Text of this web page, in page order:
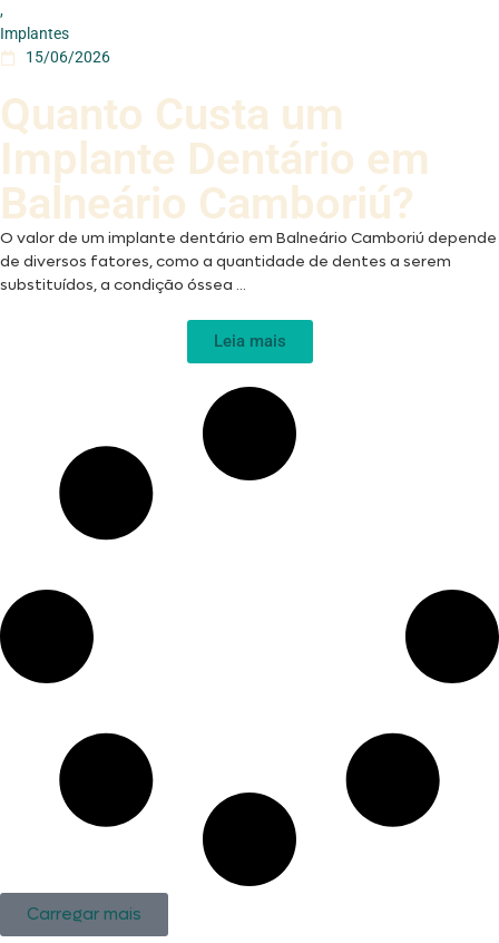
,
Implantes
15/06/2026
Quanto Custa um
Implante Dentário em
Balneário Camboriú?
O valor de um implante dentário em Balneário Camboriú depende
de diversos fatores, como a quantidade de dentes a serem
substituídos, a condição óssea ...
Leia mais
Carregar mais